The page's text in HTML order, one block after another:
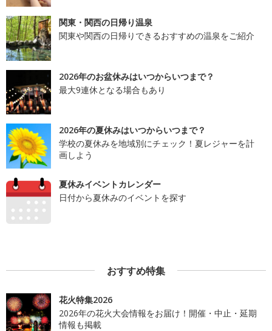
関東・関西の日帰り温泉
関東や関西の日帰りできるおすすめの温泉をご紹介
2026年のお盆休みはいつからいつまで？
最大9連休となる場合もあり
2026年の夏休みはいつからいつまで？
学校の夏休みを地域別にチェック！夏レジャーを計
画しよう
夏休みイベントカレンダー
日付から夏休みのイベントを探す
おすすめ特集
花火特集2026
2026年の花火大会情報をお届け！開催・中止・延期
情報も掲載